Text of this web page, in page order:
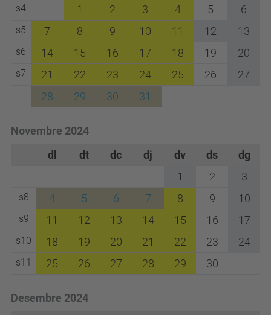
s4 1 2 3 4 5 6
s5 7 8 9 10 11 12 13
s6 14 15 16 17 18 19 20
s7 21 22 23 24 25 26
27
28
29 30 31
Novembre 2024
dl
dt dc dj dv ds
dg
1
2 3
s8 4 5 6 7 8 9 10
s9 11 12 13 14 15 16 17
s10 18 19 20 21 22 23 24
s11 25 26 27 28 29 30
Desembre 2024